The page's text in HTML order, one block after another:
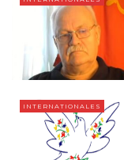
INTERNATIONALES